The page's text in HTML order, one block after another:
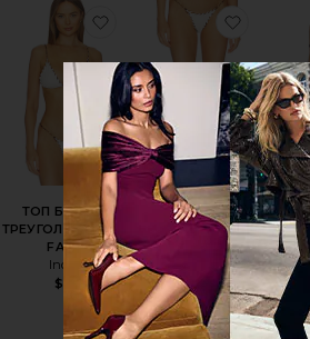
избранноеНИЗ ROMELIA
ТОП БИКИНИ
ТРЕУГОЛЬНИКАМИ
FAITH
Indah
$117
избранноеТОП
НИЗ БИКИНИ
TRISH